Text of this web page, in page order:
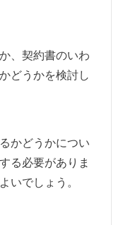
、契約書のいわ
どうかを検討し
かどうかについ
る必要がありま
いでしょう。